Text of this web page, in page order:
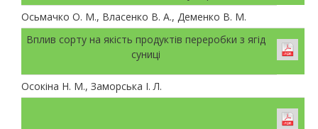
Осьмачко О. М., Власенко В. А., Деменко В. М.
Вплив сорту на якість продуктів переробки з ягід
суниці
Осокіна Н. М., Заморська І. Л.